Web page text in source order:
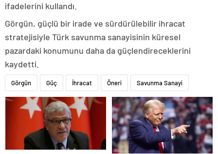
ifadelerini kullandı.
Görgün, güçlü bir irade ve sürdürülebilir ihracat
stratejisiyle Türk savunma sanayisinin küresel
pazardaki konumunu daha da güçlendireceklerini
kaydetti.
Görgün Güç İhracat Öneri Savunma Sanayi